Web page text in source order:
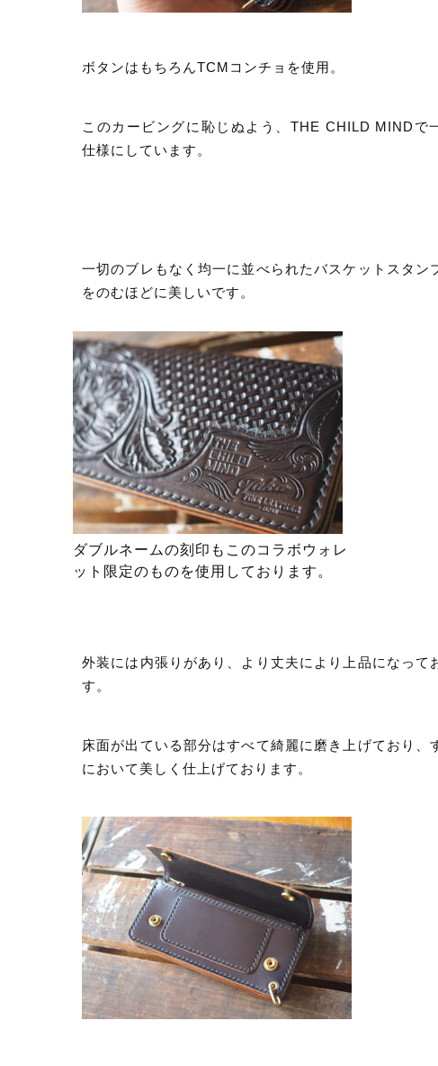
ボタンはもちろんTCMコンチョを使用。
このカービングに恥じぬよう、THE CHILD MINDで
仕様にしています。
一切のブレもなく均一に並べられたバスケットスタン
をのむほどに美しいです。
ダブルネームの刻印もこのコラボウォレ
ット限定のものを使用しております。
外装には内張りがあり、より丈夫により上品になって
す。
床面が出ている部分はすべて綺麗に磨き上げており、
において美しく仕上げております。